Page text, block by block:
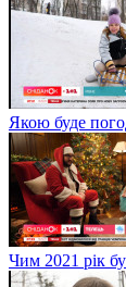
Якою буде
Чим 2021 рік